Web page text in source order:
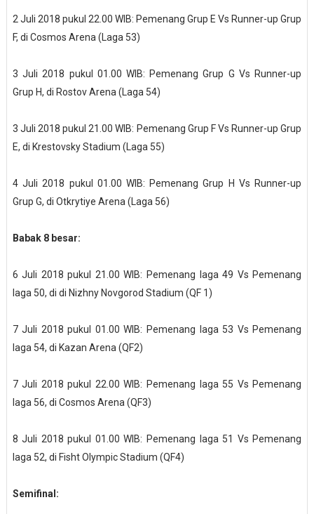
2 Juli 2018 pukul 22.00 WIB: Pemenang Grup E Vs Runner-up Grup
F, di Cosmos Arena (Laga 53)
3 Juli 2018 pukul 01.00 WIB: Pemenang Grup G Vs Runner-up
Grup H, di Rostov Arena (Laga 54)
3 Juli 2018 pukul 21.00 WIB: Pemenang Grup F Vs Runner-up Grup
E, di Krestovsky Stadium (Laga 55)
4 Juli 2018 pukul 01.00 WIB: Pemenang Grup H Vs Runner-up
Grup G, di Otkrytiye Arena (Laga 56)
Babak 8 besar:
6 Juli 2018 pukul 21.00 WIB: Pemenang laga 49 Vs Pemenang
laga 50, di di Nizhny Novgorod Stadium (QF 1)
7 Juli 2018 pukul 01.00 WIB: Pemenang laga 53 Vs Pemenang
laga 54, di Kazan Arena (QF2)
7 Juli 2018 pukul 22.00 WIB: Pemenang laga 55 Vs Pemenang
laga 56, di Cosmos Arena (QF3)
8 Juli 2018 pukul 01.00 WIB: Pemenang laga 51 Vs Pemenang
laga 52, di Fisht Olympic Stadium (QF4)
Semifinal: